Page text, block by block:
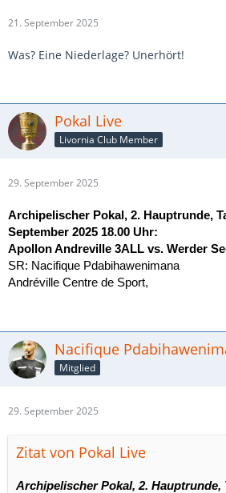
21. September 2025
Was? Eine Niederlage? Unerhört!
Pokal Live
Livornia Club Member
29. September 2025
Archipelischer Pokal, 2. Hauptrunde,
September 2025 18.00 Uhr:
Apollon Andreville 3ALL vs. Werder
SR: Nacifique Pdabihawenimana
Andréville Centre de Sport,
Nacifique
Mitglied
29. September 2025
Zitat von Pokal Live
Archipelischer Pokal, 2. Hauptrunde,